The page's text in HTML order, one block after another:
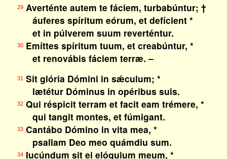
29Averténte autem te fáciem, turbabúntur; †
áuferes spíritum eórum, et defícient *
et in púlverem suum reverténtur.
30Emíttes spíritum tuum, et creabúntur, *
et renovábis fáciem terræ. –
31Sit glória Dómini in sǽculum; *
lætétur Dóminus in opéribus suis.
32Qui réspicit terram et facit eam trémere, *
qui tangit montes, et fúmigant.
33Cantábo Dómino in vita mea, *
psallam Deo meo quámdiu sum.
34Iucúndum sit ei elóquium meum, *